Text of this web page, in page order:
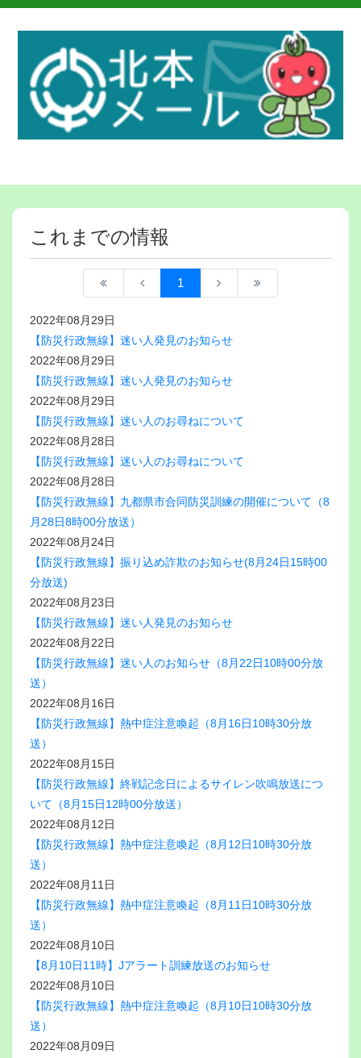
これまでの情報
1
2022年08月29日
【防災行政無線】迷い人発見のお知らせ
2022年08月29日
【防災行政無線】迷い人発見のお知らせ
2022年08月29日
【防災行政無線】迷い人のお尋ねについて
2022年08月28日
【防災行政無線】迷い人のお尋ねについて
2022年08月28日
【防災行政無線】九都県市合同防災訓練の開催について（8
月28日8時00分放送）
2022年08月24日
【防災行政無線】振り込め詐欺のお知らせ(8月24日15時00
分放送)
2022年08月23日
【防災行政無線】迷い人発見のお知らせ
2022年08月22日
【防災行政無線】迷い人のお知らせ（8月22日10時00分放
送）
2022年08月16日
【防災行政無線】熱中症注意喚起（8月16日10時30分放
送）
2022年08月15日
【防災行政無線】終戦記念日によるサイレン吹鳴放送につ
いて（8月15日12時00分放送）
2022年08月12日
【防災行政無線】熱中症注意喚起（8月12日10時30分放
送）
2022年08月11日
【防災行政無線】熱中症注意喚起（8月11日10時30分放
送）
2022年08月10日
【8月10日11時】Jアラート訓練放送のお知らせ
2022年08月10日
【防災行政無線】熱中症注意喚起（8月10日10時30分放
送）
2022年08月09日